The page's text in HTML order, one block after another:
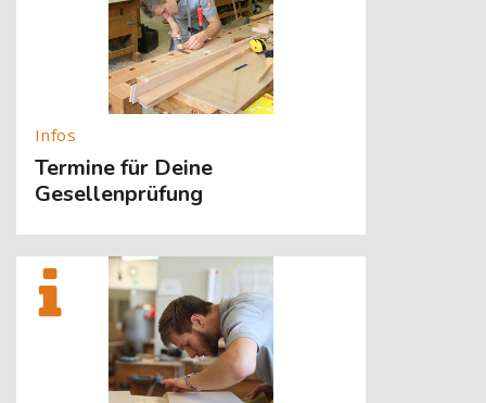
Termine für Deine
Gesellenprüfung
[Cocoon] About (Text with Image) überspringen